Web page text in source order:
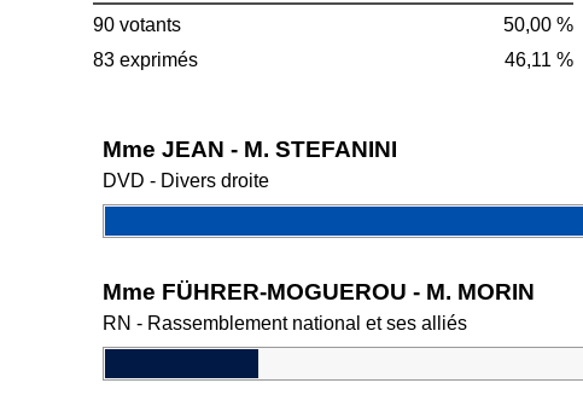
90 votants
50,00 %
83 exprimés
46,11 %
Mme JEAN - M. STEFANINI
DVD - Divers droite
Mme FÜHRER-MOGUEROU - M. MORIN
RN - Rassemblement national et ses alliés